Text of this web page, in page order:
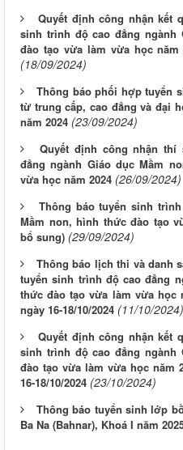
Quyết định công nhận kết
sinh trình độ cao đẳng
đào tạo vừa làm vừa học năm
(18/09/2024)
Thông báo phối hợp tuyển
từ trung cấp, cao đẳng và đại
năm 2024 (23/09/2024)
Quyết định công nhận
đẳng ngành Giáo dục Mầm
vừa học năm 2024 (26/09/2024)
Thông báo tuyển sinh
Mầm non, hình thức đào tạo
bổ sung) (29/09/2024)
Thông báo lịch thi và danh
tuyển sinh trình độ cao đẳng
thức đào tạo vừa làm vừa học
ngày 16-18/10/2024 (11/10/2024)
Quyết định công nhận kết
sinh trình độ cao đẳng
đào tạo vừa làm vừa học năm
16-18/10/2024 (23/10/2024)
Thông báo tuyển sinh lớp
Ba Na (Bahnar), Khoá I năm